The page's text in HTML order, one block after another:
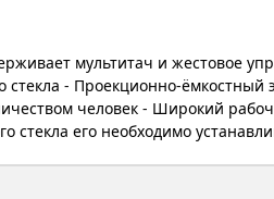
мультитач и жестовое
стекла - Проекционно-ёмкостный
человек - Широкий
стекла его необходимо